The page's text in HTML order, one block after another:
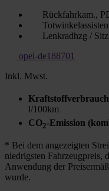
Rückfahrkam.,
Lenkradhzg /
opel-de188701
Inkl. Mwst.
l/100km
CO2-Emission
* Bei dem angezeigten
niedrigsten Fahrzeugpreis,
Anwendung der
wurde.